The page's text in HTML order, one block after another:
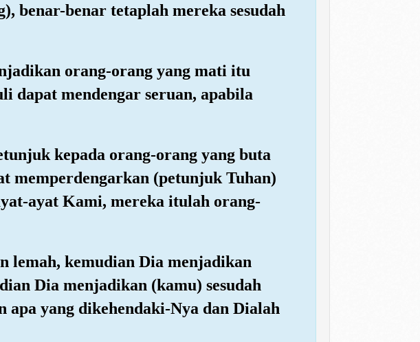
benar-benar tetaplah mereka sesudah
orang-orang yang mati itu
dapat mendengar seruan, apabila
kepada orang-orang yang buta
memperdengarkan (petunjuk Tuhan)
ayat Kami, mereka itulah orang-
lemah, kemudian Dia menjadikan
Dia menjadikan (kamu) sesudah
yang dikehendaki-Nya dan Dialah